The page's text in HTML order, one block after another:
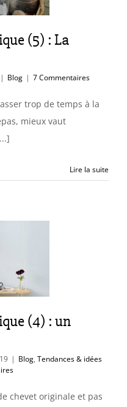
(5) : La
| Blog | 7 Commentaires
trop de temps à la
mieux vaut
Lire la suite
(4) : un
| Blog, Tendances & idées
chevet originale et pas